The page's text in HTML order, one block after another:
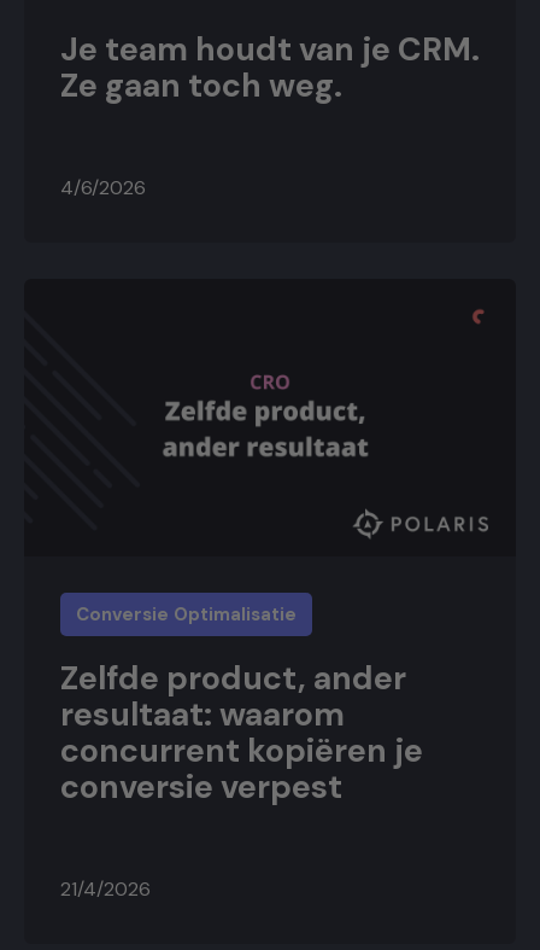
Je team houdt van je CRM.
Ze gaan toch weg.
4/6/2026
Conversie Optimalisatie
Zelfde product, ander
resultaat: waarom
concurrent kopiëren je
conversie verpest
21/4/2026